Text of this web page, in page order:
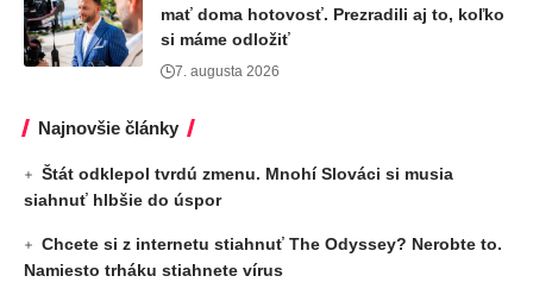
mať doma hotovosť. Prezradili aj to, koľko
si máme odložiť
7. augusta 2026
Najnovšie články
Štát odklepol tvrdú zmenu. Mnohí Slováci si musia
siahnuť hlbšie do úspor
Chcete si z internetu stiahnuť The Odyssey? Nerobte to.
Namiesto trháku stiahnete vírus